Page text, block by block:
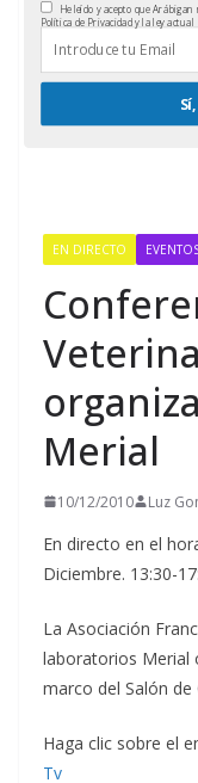
He leído y acepto que
Política de Privacidad y la ley actual
EN DIRECTO
Merial
10/12/2010 Luz
En directo en el
Diciembre. 13:30-
La Asociación
laboratorios Merial
marco del Salón de
Haga clic sobre el
Tv